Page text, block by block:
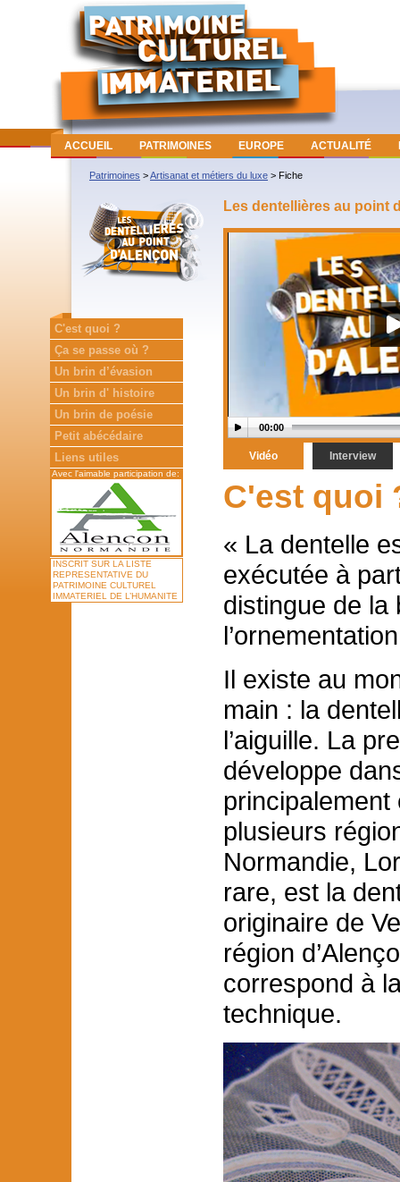
ACCUEIL PATRIMOINES EUROPE ACTUALITÉ
Patrimoines >Artisanat et métiers du luxe > Fiche
C'est quoi ?
Ça se passe où ?
Un brin d’évasion
Un brin d' histoire
Un brin de poésie
Petit abécédaire
Liens utiles
Avec l'aimable participation de:
INSCRIT SUR LA LISTE
REPRESENTATIVE DU
PATRIMOINE CULTUREL
IMMATERIEL DE L’HUMANITE
Les dentellières au point
00:00
Vidéo Interview
C'est quoi
« La dentelle
exécutée à
distingue de la
Il existe au
main : la
l’aiguille. La
développe
plusieurs
Normandie,
rare, est la
originaire de
région
correspond à
technique.